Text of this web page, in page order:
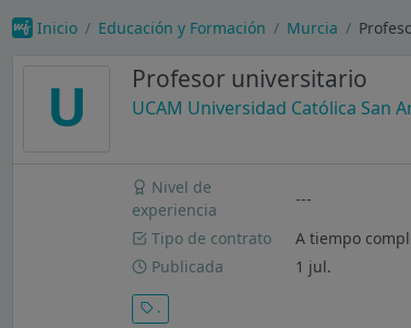
Inicio Educación y Formación Murcia
U Profesor universitario
UCAM Universidad Católica San
Nivel de
experiencia
---
Tipo de contrato
A tiempo
Publicada
1 jul.
.